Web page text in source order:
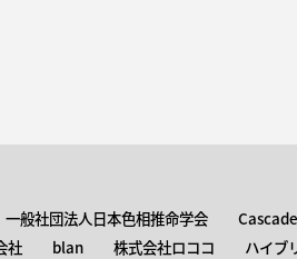
一般社団法人日本色相推命学会
社 blan 株式会社ロココ ハイブ